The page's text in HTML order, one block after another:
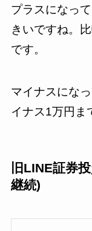
プラスになっ
きいですね。
です。
マイナスにな
イナス1万円ま
旧LINE証券
継続)